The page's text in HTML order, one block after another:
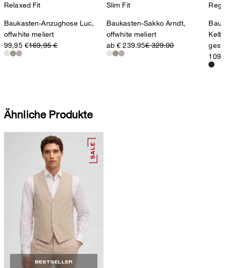
Relaxed Fit
Baukasten-Anzughose Luc,
offwhite meliert
99,95 €169,95 €
Slim Fit
Baukasten-Sakko Arndt,
offwhite meliert
ab € 239.95€ 329.00
Ähnliche Produkte
BESTSELLER